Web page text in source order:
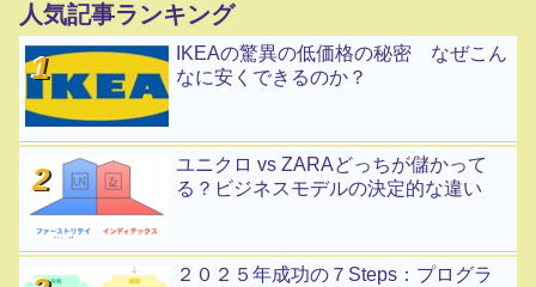
人気記事ランキング
IKEAの驚異の低価格の秘密 なぜこん
なに安くできるのか？
ユニクロ vs ZARAどっちが儲かって
る？ビジネスモデルの決定的な違い
２０２５年成功の７Steps：プログラ